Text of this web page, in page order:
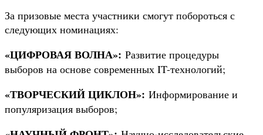
За призовые места участники смогут побороться с
следующих номинациях:
«ЦИФРОВАЯ ВОЛНА»: Развитие процедуры
выборов на основе современных IT-технологий;
«ТВОРЧЕСКИЙ ЦИКЛОН»: Информирование и
популяризация выборов;